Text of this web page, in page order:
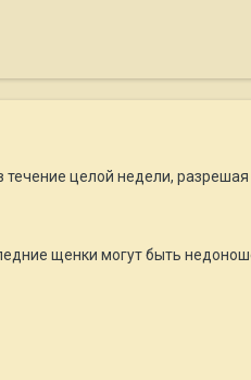
целой недели,
щенки могут быть